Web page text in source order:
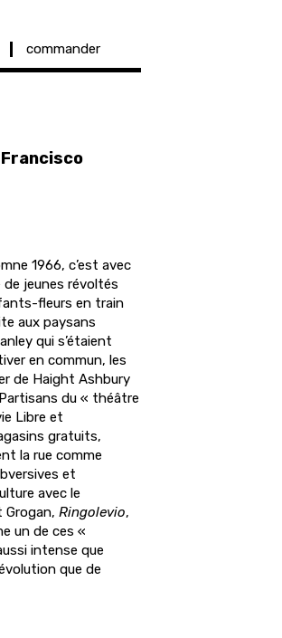
commander
1966, c’est avec
jeunes révoltés
fleurs en train
aux paysans
qui s’étaient
en commun, les
de Haight Ashbury
du « théâtre
Libre et
gratuits,
la rue comme
et
avec le
Grogan, Ringolevio,
un de ces «
intense que
que de